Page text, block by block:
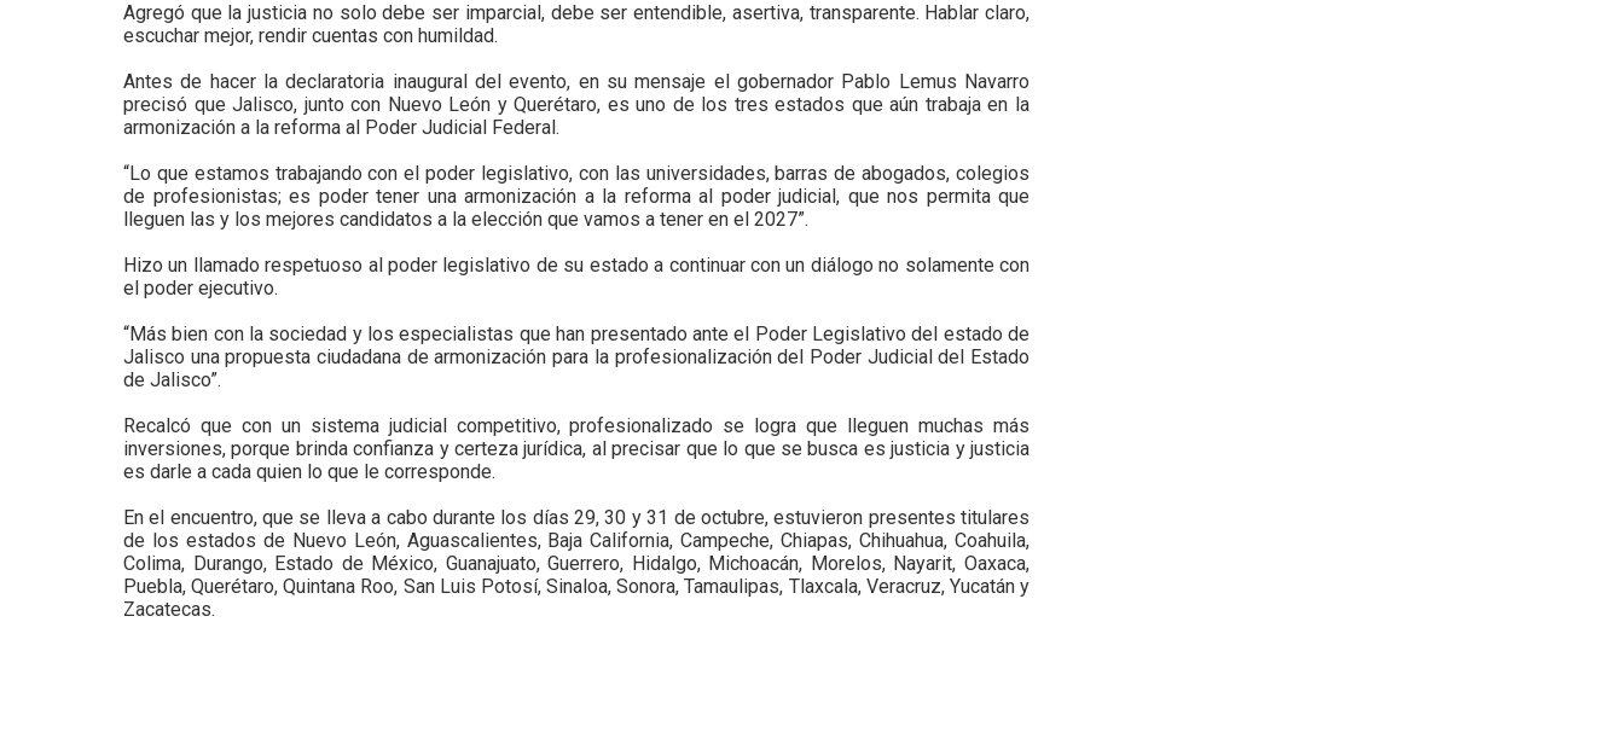
Agregó que la justicia no solo debe ser imparcial, debe ser entendible, asertiva, transparente. Hablar claro,
escuchar mejor, rendir cuentas con humildad.
Antes de hacer la declaratoria inaugural del evento, en su mensaje el gobernador Pablo Lemus Navarro
precisó que Jalisco, junto con Nuevo León y Querétaro, es uno de los tres estados que aún trabaja en la
armonización a la reforma al Poder Judicial Federal.
“Lo que estamos trabajando con el poder legislativo, con las universidades, barras de abogados, colegios
de profesionistas; es poder tener una armonización a la reforma al poder judicial, que nos permita que
lleguen las y los mejores candidatos a la elección que vamos a tener en el 2027”.
Hizo un llamado respetuoso al poder legislativo de su estado a continuar con un diálogo no solamente con
el poder ejecutivo.
“Más bien con la sociedad y los especialistas que han presentado ante el Poder Legislativo del estado de
Jalisco una propuesta ciudadana de armonización para la profesionalización del Poder Judicial del Estado
de Jalisco”.
Recalcó que con un sistema judicial competitivo, profesionalizado se logra que lleguen muchas más
inversiones, porque brinda confianza y certeza jurídica, al precisar que lo que se busca es justicia y justicia
es darle a cada quien lo que le corresponde.
En el encuentro, que se lleva a cabo durante los días 29, 30 y 31 de octubre, estuvieron presentes titulares
de los estados de Nuevo León, Aguascalientes, Baja California, Campeche, Chiapas, Chihuahua, Coahuila,
Colima, Durango, Estado de México, Guanajuato, Guerrero, Hidalgo, Michoacán, Morelos, Nayarit, Oaxaca,
Puebla, Querétaro, Quintana Roo, San Luis Potosí, Sinaloa, Sonora, Tamaulipas, Tlaxcala, Veracruz, Yucatán y
Zacatecas.